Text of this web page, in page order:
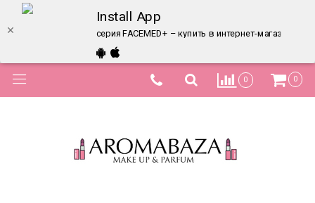
Install App
серия FACEMED+ – купить в интернет-магазине
0 0